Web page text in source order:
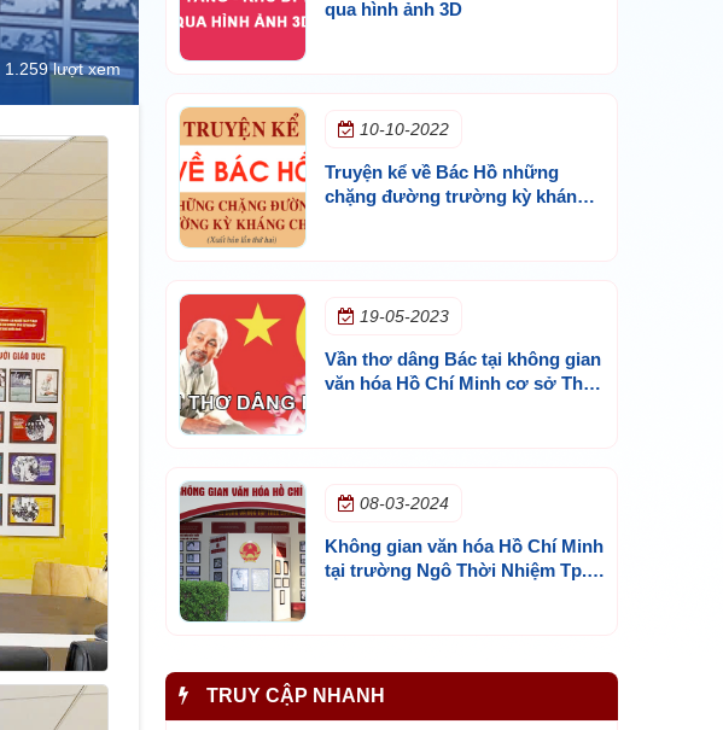
1.259 lượt xem
qua hình ảnh 3D
10-10-2022
Truyện kể về Bác Hồ những
chặng đường trường kỳ kháng
19-05-2023
Vần thơ dâng Bác tại không gian
văn hóa Hồ Chí Minh cơ sở Thủ
08-03-2024
Không gian văn hóa Hồ Chí Minh
tại trường Ngô Thời Nhiệm Tp.
TRUY CẬP NHANH